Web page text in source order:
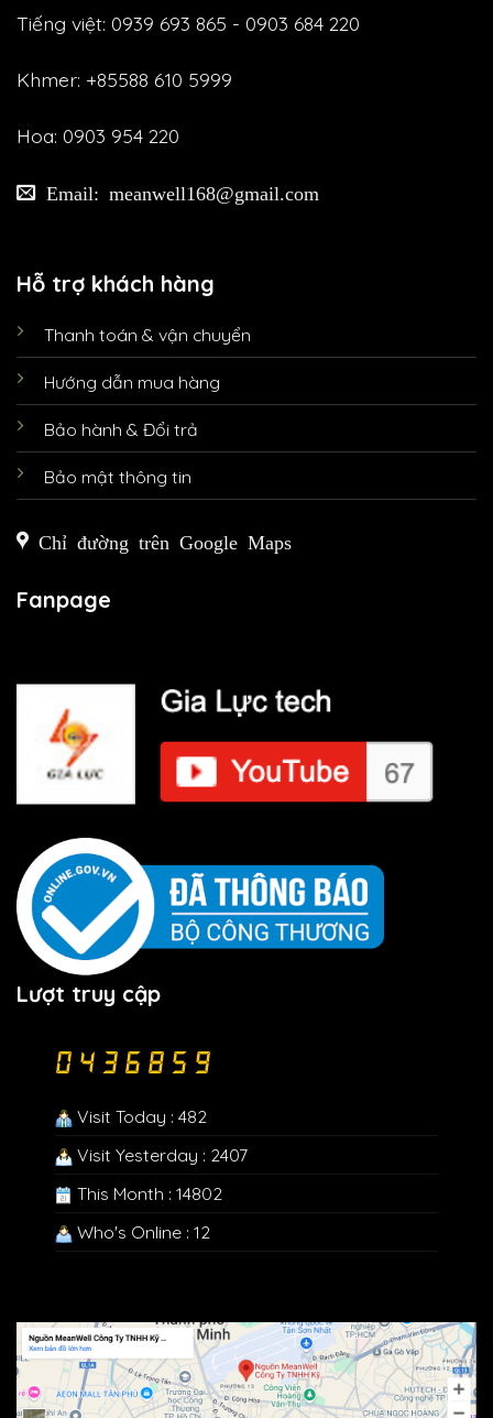
Tiếng việt: 0939 693 865 - 0903 684 220
Khmer: +85588 610 5999
Hoa: 0903 954 220
Email: meanwell168@gmail.com
Hỗ trợ khách hàng
Thanh toán & vận chuyển
Hướng dẫn mua hàng
Bảo hành & Đổi trả
Bảo mật thông tin
Chỉ đường trên Google Maps
Fanpage
Lượt truy cập
Visit Today : 482
Visit Yesterday : 2407
This Month : 14802
Who's Online : 12